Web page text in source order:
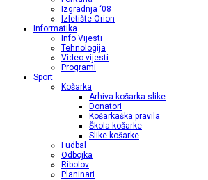
Izgradnja ‘08
Izletište Orion
Informatika
Info Vijesti
Tehnologija
Video vijesti
Programi
Sport
Košarka
Arhiva košarka slike
Donatori
Košarkaška pravila
Škola košarke
Slike košarke
Fudbal
Odbojka
Ribolov
Planinari